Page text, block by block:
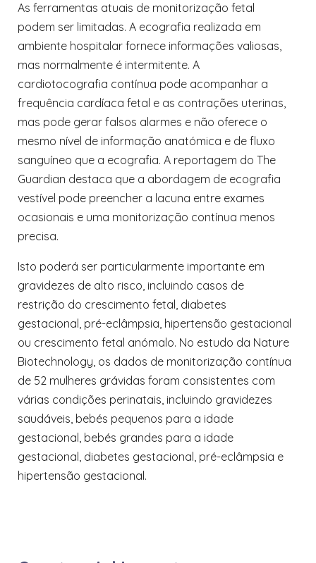
As ferramentas atuais de monitorização fetal
podem ser limitadas. A ecografia realizada em
ambiente hospitalar fornece informações valiosas,
mas normalmente é intermitente. A
cardiotocografia contínua pode acompanhar a
frequência cardíaca fetal e as contrações uterinas,
mas pode gerar falsos alarmes e não oferece o
mesmo nível de informação anatómica e de fluxo
sanguíneo que a ecografia. A reportagem do The
Guardian destaca que a abordagem de ecografia
vestível pode preencher a lacuna entre exames
ocasionais e uma monitorização contínua menos
precisa.
Isto poderá ser particularmente importante em
gravidezes de alto risco, incluindo casos de
restrição do crescimento fetal, diabetes
gestacional, pré-eclâmpsia, hipertensão gestacional
ou crescimento fetal anómalo. No estudo da Nature
Biotechnology, os dados de monitorização contínua
de 52 mulheres grávidas foram consistentes com
várias condições perinatais, incluindo gravidezes
saudáveis, bebés pequenos para a idade
gestacional, bebés grandes para a idade
gestacional, diabetes gestacional, pré-eclâmpsia e
hipertensão gestacional.